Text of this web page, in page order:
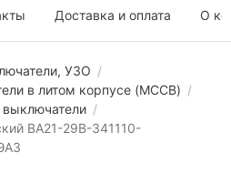
Доставка и оплата О
УЗО
в литом корпусе (MCCB)
ВА21-29В-341110-